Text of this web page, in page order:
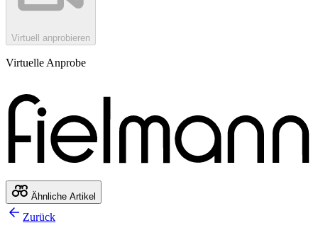
Virtuell anprobieren
Virtuelle Anprobe
Ähnliche Artikel
Zurück